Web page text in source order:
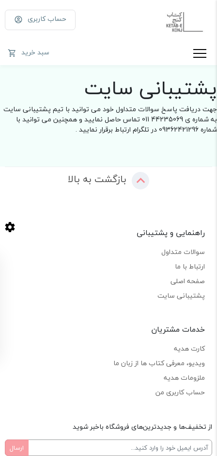
حساب کاربری
سبد خرید
پشتیبانی سایت
جهت دریافت پاسخ سوالات متداول خود می توانید با تیم پشتیبانی سایت
به شماره ی 44235069 011 تماس حاصل نمایید و همچنین می توانید با
شماره 09362421296 در تلگرام ارتباط برقرار نمایید .
بازگشت به بالا
راهنمایی و پشتیبانی
سوالات متداول
ارتباط با ما
صفحه اصلی
پشتیبانی سایت
خدمات مشتریان
کارت هدیه
ویدیو، معرفی کتاب ها از زبان ما
ملزومات هدیه
حساب کاربری من
از تخفیف‌ها و جدیدترین‌های فروشگاه باخبر شوید